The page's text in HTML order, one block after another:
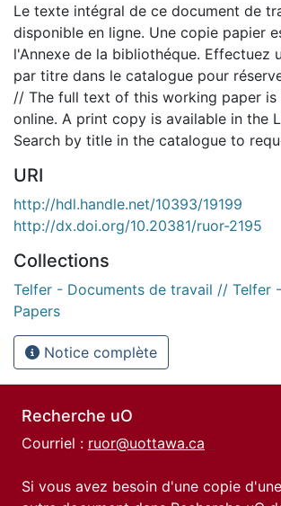
Le texte intégral de ce document de
disponible en ligne. Une copie papier
l'Annexe de la bibliothéque. Effectuez
par titre dans le catalogue pour
// The full text of this working paper is
online. A print copy is available in the
Search by title in the catalogue to
URI
http://hdl.handle.net/10393/19199
http://dx.doi.org/10.20381/ruor-2195
Collections
Telfer - Documents de travail // Telfer
Papers
Notice complète
Recherche uO
Courriel : ruor@uottawa.ca
Si vous avez besoin d'une copie